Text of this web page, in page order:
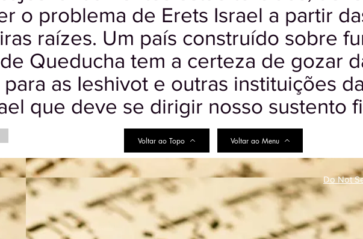
o problema de Erets Israel a partir
raízes. Um país construído sobre
Queducha tem a certeza de gozar
para as Ieshivot e outras instituições
que deve se dirigir nosso sustento
Voltar ao Topo Voltar ao Menu
Do Not